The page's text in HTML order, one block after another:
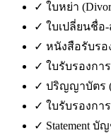
✓ ใบหย่า
✓ ใบเปลี่ยนชื่อ-
✓ หนังสือรับรอง
✓ ใบรับรองกา
✓ ปริญญาบัตร
✓ ใบรับรองการ
✓ Statement บั